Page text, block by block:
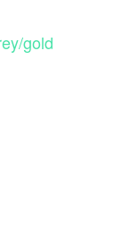
gold